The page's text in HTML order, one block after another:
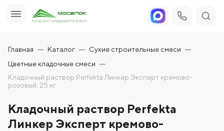
Главная Каталог
Сухие строительные смеси
Цветные кладочные смеси
Кладочный раствор Perfekta Линкер Эксперт кремово-
розовый, 25 кг
Кладочный раствор Perfekta
Линкер Эксперт кремово-